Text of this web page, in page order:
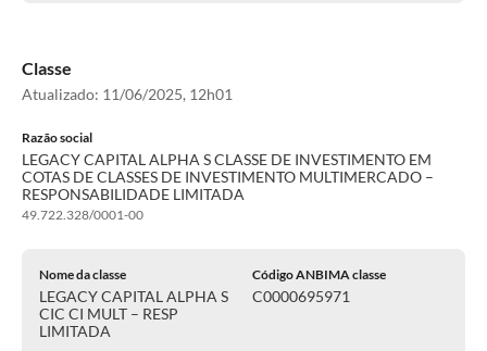
Classe
Atualizado: 11/06/2025, 12h01
Razão social
LEGACY CAPITAL ALPHA S CLASSE DE INVESTIMENTO EM
COTAS DE CLASSES DE INVESTIMENTO MULTIMERCADO –
RESPONSABILIDADE LIMITADA
49.722.328/0001-00
Nome da classe
LEGACY CAPITAL ALPHA S
CIC CI MULT – RESP
LIMITADA
Código ANBIMA classe
C0000695971